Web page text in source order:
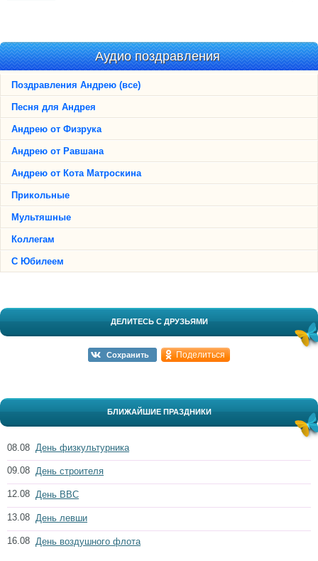
Аудио поздравления
Поздравления Андрею (все)
Песня для Андрея
Андрею от Физрука
Андрею от Равшана
Андрею от Кота Матроскина
Прикольные
Мультяшные
Коллегам
С Юбилеем
ДЕЛИТЕСЬ С ДРУЗЬЯМИ
Сохранить Поделиться
БЛИЖАЙШИЕ ПРАЗДНИКИ
08.08 День физкультурника
09.08 День строителя
12.08 День ВВС
13.08 День левши
16.08 День воздушного флота